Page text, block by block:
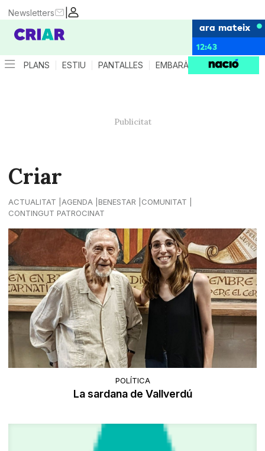
|
Newsletters
ara mateix
12:43
PLANS ESTIU PANTALLES EMBARÀS CRIANÇA
Criar
ACTUALITAT AGENDA BENESTAR
COMUNITAT
CONTINGUT PATROCINAT
POLÍTICA
La sardana de Vallverdú